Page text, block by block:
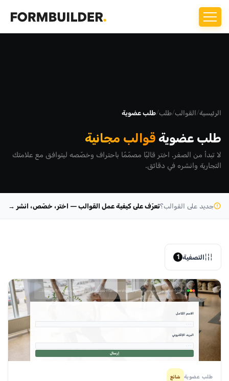
الرئيسية/القوالب/طلب/طلب عضوية
طلب عضويةقوالب مجانية
لا تبدأ من الصفر. اختر قالبًا مصمّمًا باحتراف وخصّصه ليتوافق مع علامتك
التجارية وانشره في دقائق.
جديد على القوالب؟تعرّف على كيفية عمل القوالب — اختر، خصّص، انشر →
التصفية 1
formbuilder.ai/f/fitness-center-group-class-membership-application-access-level-form
الاسم الكامل
البريد الإلكتروني
إرسال
طلب عضوية شائع